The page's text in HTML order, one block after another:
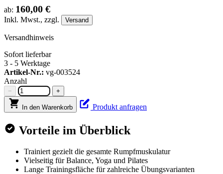
ab: 160,00 €
Inkl. Mwst., zzgl. Versand
Versandhinweis
Sofort lieferbar
3 - 5 Werktage
Artikel-Nr.: vg-003524
Anzahl
− +
In den Warenkorb Produkt anfragen
Vorteile im Überblick
Trainiert gezielt die gesamte Rumpfmuskulatur
Vielseitig für Balance, Yoga und Pilates
Lange Trainingsfläche für zahlreiche Übungsvarianten